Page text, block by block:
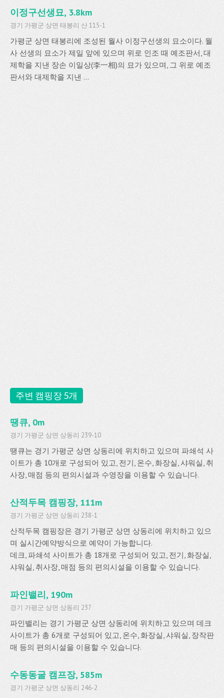
이정구선생묘, 3.8km
경기 가평군 상면 태봉리 산 115-1
가평군 상면 태봉리에 조성된 월사 이정구선생의 묘소이다. 월
사 선생의 묘소가 제일 앞에 있으며 위로 인조 때 예조판서, 대
제학을 지낸 장손 이일상(李一相)의 묘가 있으며, 그 위로 예조
판서와 대제학을 지낸 ...
주변 캠핑장 5개
땡큐, 0m
경기 가평군 상면 상동리 239-10
땡큐는 경기 가평군 상면 상동리에 위치하고 있으며 파쇄석 사
이트가 총 10개로 구성되어 있고, 전기, 온수, 화장실, 샤워실, 취
사장, 매점 등의 편의시설과 수영장을 이용할 수 있습니다.
산적두목 캠핑장, 111m
경기 가평군 상면 상동리 238-1
산적두목 캠핑장은 경기 가평군 상면 상동리에 위치하고 있으
며 실시간예약방식으로 예약이 가능합니다.
데크, 파쇄석 사이트가 총 18개로 구성되어 있고, 전기, 화장실,
샤워실, 취사장, 매점 등의 편의시설을 이용할 수 있습니다.
파인밸리, 190m
경기 가평군 상면 상동리 237
파인밸리는 경기 가평군 상면 상동리에 위치하고 있으며 데크
사이트가 총 6개로 구성되어 있고, 온수, 화장실, 샤워실, 장작판
매 등의 편의시설을 이용할 수 있습니다.
수동동굴 캠프장, 585m
경기 가평군 상면 상동리 246-2